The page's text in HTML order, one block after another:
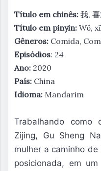
Título em chinês: 我,
Título em pinyin: Wǒ,
Gêneros: Comida,
Episódios: 24
Ano: 2020
País: China
Idioma: Mandarim
Trabalhando como
Zijing, Gu Sheng
mulher a caminho
posicionada, em